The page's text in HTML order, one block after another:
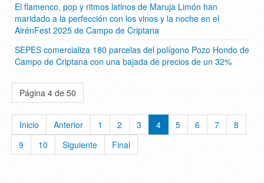
El flamenco, pop y ritmos latinos de Maruja Limón han
maridado a la perfección con los vinos y la noche en el
AirénFest 2025 de Campo de Criptana
SEPES comercializa 180 parcelas del polígono Pozo Hondo de
Campo de Criptana con una bajada de precios de un 32%
Página 4 de 50
Inicio Anterior 1 2 3 4 5 6 7
8
9
10 Siguiente Final